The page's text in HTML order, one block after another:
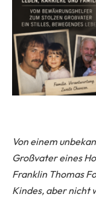
Von einem
Großvater eines
Franklin Thomas
Kindes, aber nicht